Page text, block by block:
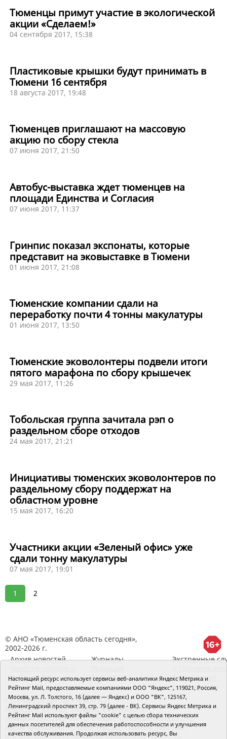
Тюменцы примут участие в экологической
акции «Сделаем!»
04 сентября 2017, 15:38
Пластиковые крышки будут принимать в
Тюмени 16 сентября
18 августа 2017, 19:48
Тюменцев приглашают на массовую
акцию по сбору стекла
07 июня 2017, 21:50
Автобус-выставка ждет тюменцев на
площади Единства и Согласия
07 июня 2017, 11:37
Гринпис показал экспонаты, которые
представит на эковыставке в Тюмени
01 июня 2017, 21:08
Тюменские компании сдали на
переработку почти 4 тонны макулатуры
01 июня 2017, 13:50
Тюменские эковолонтеры подвели итоги
пятого марафона по сбору крышечек
29 мая 2017, 11:26
Тобольская группа зачитала рэп о
раздельном сборе отходов
24 мая 2017, 21:21
Инициативы тюменских эковолонтеров по
раздельному сбору поддержат на
областном уровне
15 мая 2017, 16:20
Участники акции «Зеленый офис» уже
сдали тонну макулатуры
07 мая 2017, 19:01
1 2
© АНО «Тюменская область сегодня»,
2002-2026 г.
Архив новостей
районов ТО
Журналы
RSS поток
Экстренные
Сведения об
организации
Главный редактор Рябков А.В.
Редакция: 625002, Тюмень, Осипенко, 81,
телефон (3452)49-00-18, e-mail: tumentoday@obl72.ru
Адрес для писем: 625000, Россия, Тюмень, Почтамт,
а/я 371. Для пресс-релизов: tumentoday@obl72.ru.
Настоящий ресурс использует сервисы веб-аналитики Яндекс Метрика и
Рейтинг Mail, предоставляемые компаниями ООО "Яндекс", 119021, Россия,
Москва, ул. Л. Толстого, 16 (далее — Яндекс) и ООО "ВК", 125167,
Ленинградский проспект 39, стр. 79 (далее - ВК). Сервисы Яндекс Метрика и
Рейтинг Mail используют файлы "cookie" с целью сбора технических
данных посетителей для обеспечения работоспособности и улучшения
качества обслуживания. Продолжая использовать ресурс, Вы